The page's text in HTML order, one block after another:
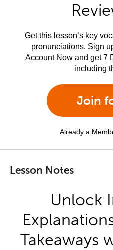
Get this lesson’s key
pronunciations. Sign
Account Now and get 7
including
Join
Already a
Lesson Notes
Unlock
Takeaways